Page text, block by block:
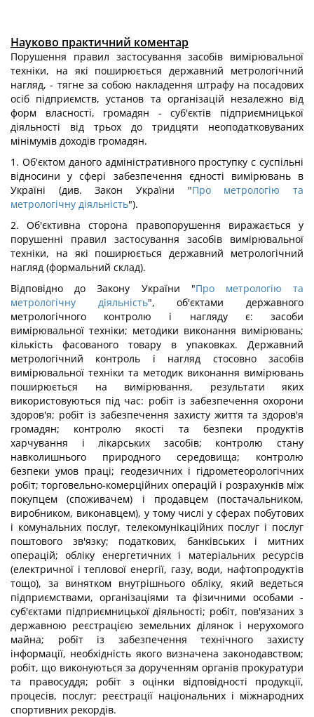
Науково практичний коментар
Порушення правил застосування засобів вимірювальної
техніки, на які поширюється державний метрологічний
нагляд, - тягне за собою накладення штрафу на посадових
осіб підприємств, установ та організацій незалежно від
форм власності, громадян - суб'єктів підприємницької
діяльності від трьох до тридцяти неоподатковуваних
мінімумів доходів громадян.
1. Об'єктом даного адміністративного проступку с суспільні
відносини у сфері забезпечення єдності вимірювань в
Україні (див. Закон України "Про метрологію та
метрологічну діяльність").
2. Об'єктивна сторона правопорушення виражається у
порушенні правил застосування засобів вимірювальної
техніки, на які поширюється державний метрологічний
нагляд (формальний склад).
Відповідно до Закону України "Про метрологію та
метрологічну діяльність", об'єктами державного
метрологічного контролю і нагляду є: засоби
вимірювальної техніки; методики виконання вимірювань;
кількість фасованого товару в упаковках. Державний
метрологічний контроль і нагляд стосовно засобів
вимірювальної техніки та методик виконання вимірювань
поширюється на вимірювання, результати яких
використовуються під час: робіт із забезпечення охорони
здоров'я; робіт із забезпечення захисту життя та здоров'я
громадян; контролю якості та безпеки продуктів
харчування і лікарських засобів; контролю стану
навколишнього природного середовища; контролю
безпеки умов праці; геодезичних і гідрометеорологічних
робіт; торговельно-комерційних операцій і розрахунків між
покупцем (споживачем) і продавцем (постачальником,
виробником, виконавцем), у тому числі у сферах побутових
і комунальних послуг, телекомунікаційних послуг і послуг
поштового зв'язку; податкових, банківських і митних
операцій; обліку енергетичних і матеріальних ресурсів
(електричної і теплової енергії, газу, води, нафтопродуктів
тощо), за винятком внутрішнього обліку, який ведеться
підприємствами, організаціями та фізичними особами -
суб'єктами підприємницької діяльності; робіт, пов'язаних з
державною реєстрацією земельних ділянок і нерухомого
майна; робіт із забезпечення технічного захисту
інформації, необхідність якого визначена законодавством;
робіт, що виконуються за дорученням органів прокуратури
та правосуддя; робіт з оцінки відповідності продукції,
процесів, послуг; реєстрації національних і міжнародних
спортивних рекордів.